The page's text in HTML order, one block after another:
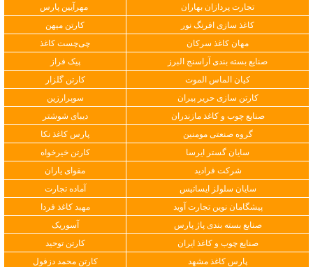
تجارت پردازان بهاران
مهرآیین پارس
کاغذ سازی افرنگ نور
کارتن میهن
مهان کاغذ سرکان
چی‌چست کاغذ
صنایع بسته بندی آراسنج البرز
پیک فراز
کیان الماس الموت
کارتن گلزار
کارتن سازی حریر پیران
سوپرارزین
صنایع چوب و کاغذ مازندران
دیبای شوشتر
گروه صنعتی مومنین
پارس کاغذ نکا
سایان گستر ایرسا
کارتن خیرخواه
شرکت فرادید
مقوای یاران
سایان سلولز ایساتیس
آماده تجارت
پیشگامان نوین تجارت آوید
مهبد کاغذ فردا
صنایع بسته بندی پاژ پارس
آسوریک
صنایع چوب و کاغذ ایران
کارتن توحید
پارس کاغذ مشهد
کارتن محمد دزفول